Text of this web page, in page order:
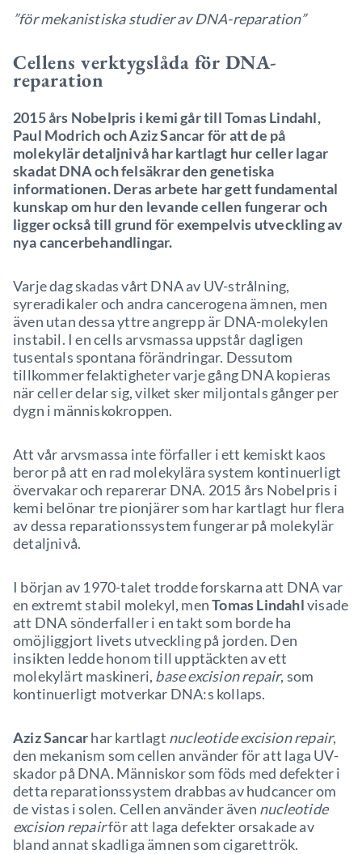
”för mekanistiska studier av DNA-reparation”
Cellens verktygslåda för DNA-
reparation
2015 års Nobelpris i kemi går till Tomas Lindahl,
Paul Modrich och Aziz Sancar för att de på
molekylär detaljnivå har kartlagt hur celler lagar
skadat DNA och felsäkrar den genetiska
informationen. Deras arbete har gett fundamental
kunskap om hur den levande cellen fungerar och
ligger också till grund för exempelvis utveckling av
nya cancerbehandlingar.
Varje dag skadas vårt DNA av UV-strålning,
syreradikaler och andra cancerogena ämnen, men
även utan dessa yttre angrepp är DNA-molekylen
instabil. I en cells arvsmassa uppstår dagligen
tusentals spontana förändringar. Dessutom
tillkommer felaktigheter varje gång DNA kopieras
när celler delar sig, vilket sker miljontals gånger per
dygn i människokroppen.
Att vår arvsmassa inte förfaller i ett kemiskt kaos
beror på att en rad molekylära system kontinuerligt
övervakar och reparerar DNA. 2015 års Nobelpris i
kemi belönar tre pionjärer som har kartlagt hur flera
av dessa reparationssystem fungerar på molekylär
detaljnivå.
I början av 1970-talet trodde forskarna att DNA var
en extremt stabil molekyl, menTomas Lindahlvisade
att DNA sönderfaller i en takt som borde ha
omöjliggjort livets utveckling på jorden. Den
insikten ledde honom till upptäckten av ett
molekylärt maskineri, base excision repair, som
kontinuerligt motverkar DNA:s kollaps.
Aziz Sancarhar kartlagt nucleotide excision repair,
den mekanism som cellen använder för att laga UV-
skador på DNA. Människor som föds med defekter i
detta reparationssystem drabbas av hudcancer om
de vistas i solen. Cellen använder även nucleotide
excision repairför att laga defekter orsakade av
bland annat skadliga ämnen som cigarettrök.